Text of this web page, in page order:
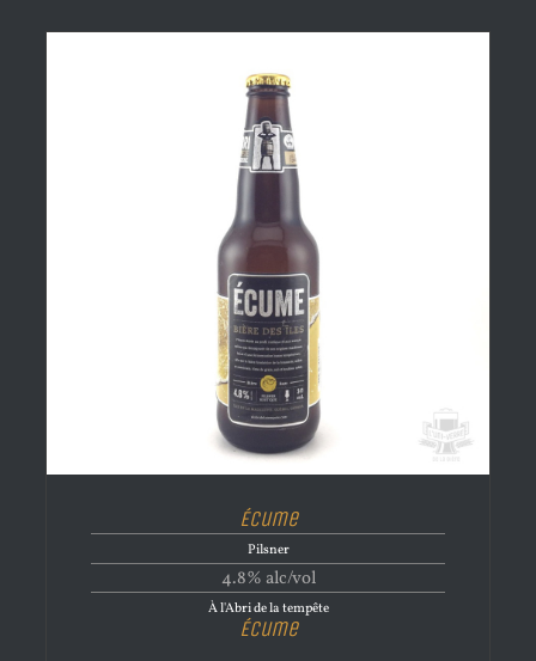
Écume
Pilsner
4.8% alc/vol
À l'Abri de la tempête
Écume